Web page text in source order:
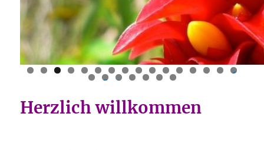
0 1 2 3 4 5 6
7 8 9 0 1 2 3
Herzlich willkommen